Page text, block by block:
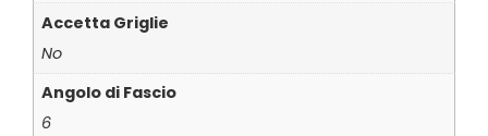
Accetta Griglie
No
Angolo di Fascio
6